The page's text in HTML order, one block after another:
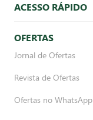
ACESSO RÁPIDO
OFERTAS
Jornal de Ofertas
Revista de Ofertas
Ofertas no WhatsApp